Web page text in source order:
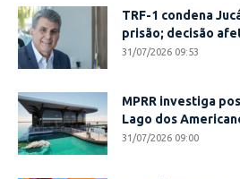
TRF-1 condena
prisão; decisão
31/07/2026 09:53
MPRR investiga
Lago dos
31/07/2026 09:00